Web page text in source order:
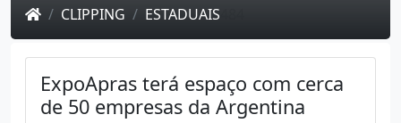
CLIPPING ESTADUAIS
ExpoApras terá espaço com cerca
de 50 empresas da Argentina